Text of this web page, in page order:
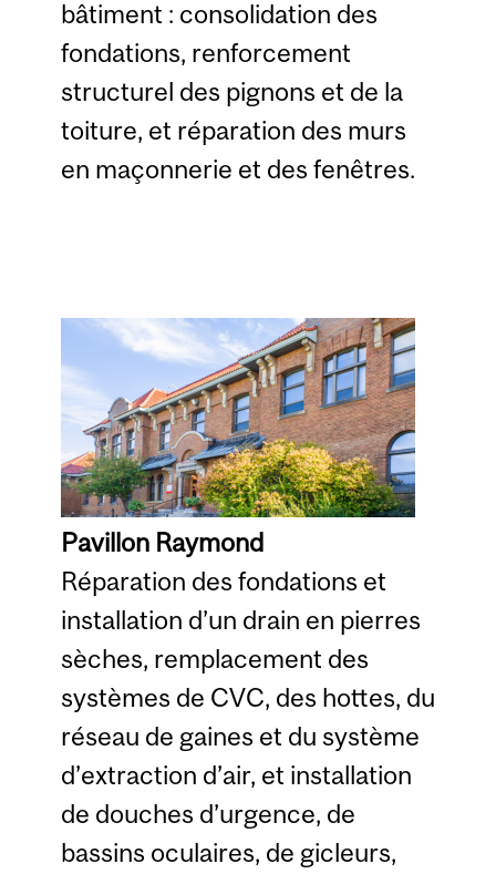
bâtiment : consolidation des
fondations, renforcement
structurel des pignons et de la
toiture, et réparation des murs
en maçonnerie et des fenêtres.
Pavillon Raymond
Réparation des fondations et
installation d’un drain en pierres
sèches, remplacement des
systèmes de CVC, des hottes, du
réseau de gaines et du système
d’extraction d’air, et installation
de douches d’urgence, de
bassins oculaires, de gicleurs,